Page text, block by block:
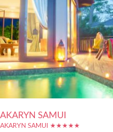
AKARYN SAMUI
AKARYN SAMUI ★★★★★